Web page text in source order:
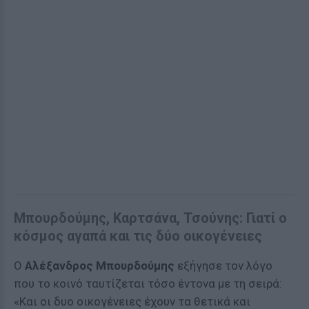
Μπουρδούμης, Καρτσάνα, Τσούνης: Γιατί ο
κόσμος αγαπά και τις δύο οικογένειες
Ο Αλέξανδρος Μπουρδούμης εξήγησε τον λόγο
που το κοινό ταυτίζεται τόσο έντονα με τη σειρά:
«Και οι δυο οικογένειες έχουν τα θετικά και